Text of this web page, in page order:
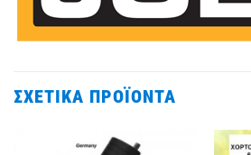
ΣΧΕΤΙΚΆ ΠΡΟΪΌΝΤΑ